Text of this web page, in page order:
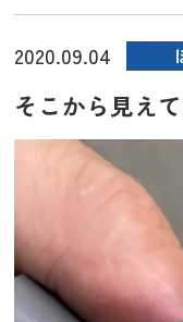
2020.09.04
そこから見え